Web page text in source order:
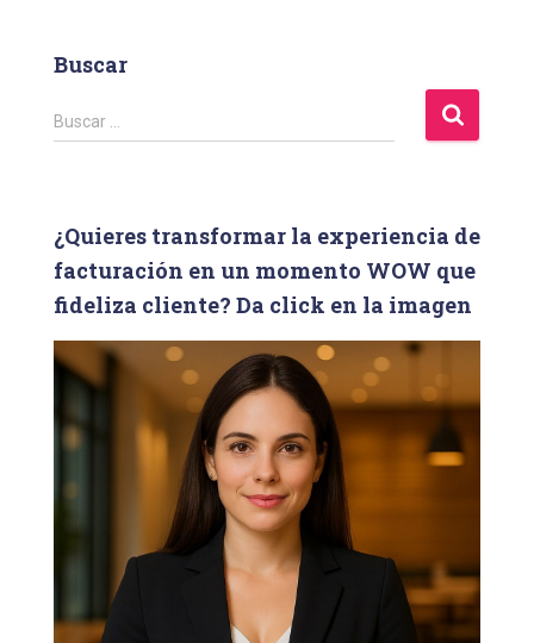
Buscar
B
u
r
:
Buscar …
¿Quieres transformar la experiencia de
facturación en un momento WOW que
fideliza cliente? Da click en la imagen